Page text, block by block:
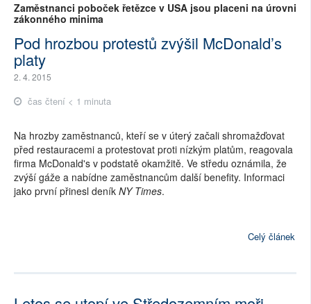
Zaměstnanci poboček řetězce v USA jsou placeni na úrovni
zákonného minima
Pod hrozbou protestů zvýšil McDonald’s
platy
2. 4. 2015
čas čtení < 1 minuta
Na hrozby zaměstnanců, kteří se v úterý začali shromažďovat
před restauracemi a protestovat proti nízkým platům, reagovala
firma McDonald's v podstatě okamžitě. Ve středu oznámila, že
zvýší gáže a nabídne zaměstnancům další benefity. Informaci
jako první přinesl deník NY Times.
Celý článek